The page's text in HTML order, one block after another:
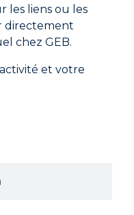
les liens ou les
directement
chez GEB.
et votre